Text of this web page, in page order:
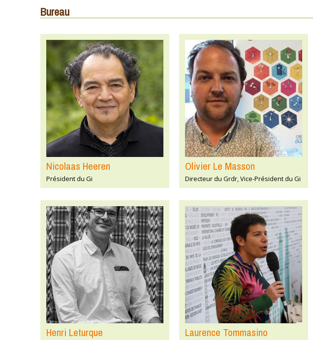
Bureau
Nicolaas Heeren
Président du Gi
Olivier Le Masson
Directeur du Grdr, Vice-Président du Gi
Henri Leturque Laurence Tommasino